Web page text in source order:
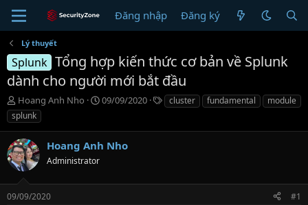
Đăng nhập Đăng ký
Lý thuyết
Splunk Tổng hợp kiến thức cơ bản về Splunk
dành cho người mới bắt đầu
T
h
r
e
a
d
s
t
a
Hoang Anh Nho
N
g
09/09/2020
T
ừ
cluster fundamental
module
splunk
Hoang Anh Nho
Administrator
09/09/2020 #1